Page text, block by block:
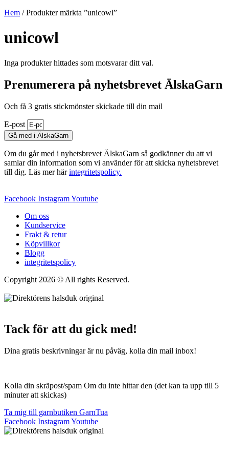
Hem / Produkter märkta ”unicowl”
unicowl
Inga produkter hittades som motsvarar ditt val.
Prenumerera på nyhetsbrevet ÄlskaGarn
Och få 3 gratis stickmönster skickade till din mail
E-post
Gå med i ÄlskaGarn
Om du går med i nyhetsbrevet ÄlskaGarn så godkänner du att vi
samlar din information som vi använder för att skicka nyhetsbrevet
till dig. Läs mer härintegritetspolicy.
Facebook InstagramYoutube
Om oss
Kundservice
Frakt & retur
Köpvillkor
Blogg
integritetspolicy
Copyright 2026 © All rights Reserved.
Tack för att du gick med!
Dina gratis beskrivningar är nu påväg, kolla din mail inbox!
Kolla din skräpost/spam Om du inte hittar den (det kan ta upp till 5
minuter att skickas)
Ta mig till garnbutiken GarnTua
Facebook InstagramYoutube